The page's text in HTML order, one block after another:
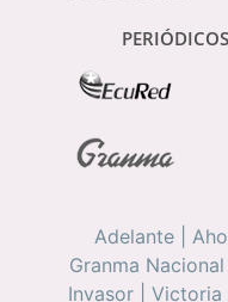
Adelante
Granma Nacional
Invasor
Victoria